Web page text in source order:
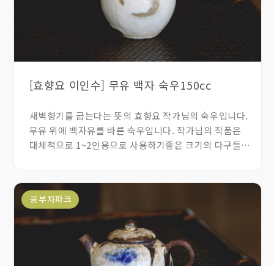
[효향요 이인수] 무유 백자 숙우150cc
새벽향기를 굽는다는 뜻의 효향요 작가님의 숙우입니다.
무유 위에 백자유를 바른 숙우입니다. 작가님의 작품은
대체적으로 1~2인용으로 사용하기좋은 크기의 다구들을
찻자리에든 잘 어울리며 편안한 느낌을 주는 작품입니다.
공부차파크